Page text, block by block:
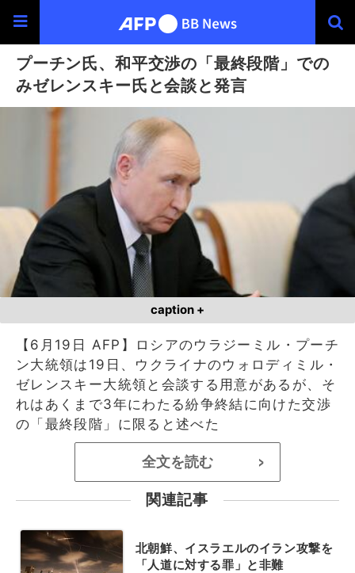
プーチン氏、和平交渉の「最終段階」での
みゼレンスキー氏と会談と発言
caption +
【6月19日 AFP】ロシアのウラジーミル・プーチ
ン大統領は19日、ウクライナのウォロディミル・
ゼレンスキー大統領と会談する用意があるが、そ
れはあくまで3年にわたる紛争終結に向けた交渉
の「最終段階」に限ると述べた
全文を読む >
関連記事
北朝鮮、イスラエルのイラン攻撃を
「人道に対する罪」と非難